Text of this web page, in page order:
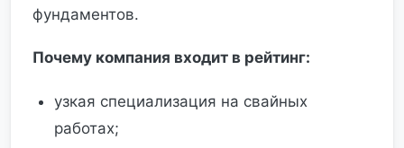
фундаментов.
Почему компания входит в рейтинг:
узкая специализация на свайных
работах;